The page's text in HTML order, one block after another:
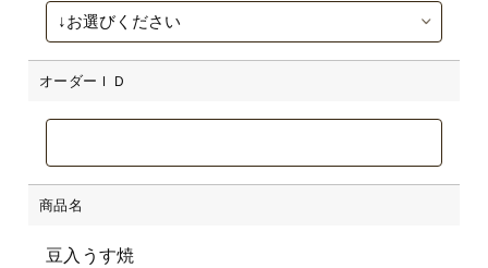
オーダーＩＤ
商品名
豆入うす焼